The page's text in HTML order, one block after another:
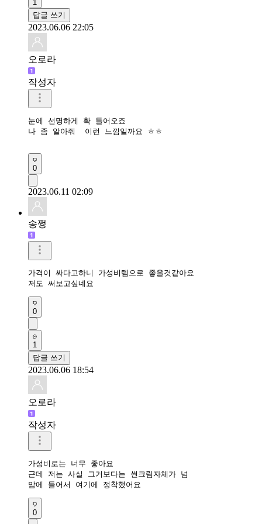
1
답글 쓰기
2023.06.06 22:05
오로라
작성자
눈에 선명하게 확 들어오죠
나 좀 알아줘  이런 느낌일까요 ㅎㅎ
0
2023.06.11 02:09
송쩡
가격이 싸다고하니 가성비템으로 좋을것같아요
저도 써보고싶네요
0
1
답글 쓰기
2023.06.06 18:54
오로라
작성자
가성비로는 너무 좋아요
근데 저는 사실 그거보다는 썬크림자체가 넘
맘에 들어서 여기에 정착했어요
0